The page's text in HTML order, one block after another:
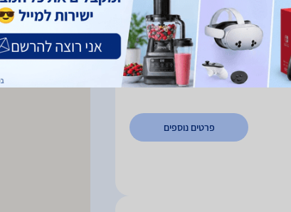
מיין לפי:
פרטים נוספים